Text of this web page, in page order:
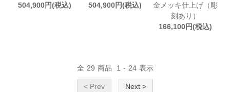
504,900円(税込)
504,900円(税込)
金メッキ仕上げ（彫
刻あり）
166,100円(税込)
全 29 商品 1 - 24 表示
< Prev Next >